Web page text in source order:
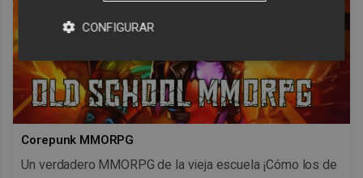
Corepunk MMORPG
Un verdadero MMORPG de la vieja escuela ¡Cómo los de
CONFIGURAR